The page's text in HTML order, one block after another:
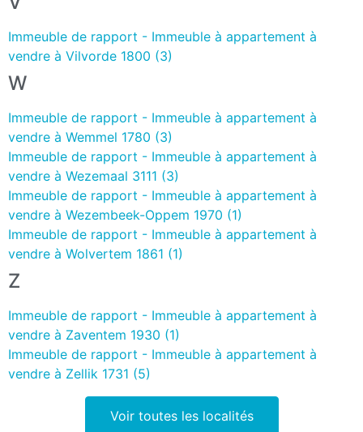
Immeuble de rapport - Immeuble à appartement à
vendre à Vilvorde 1800 (3)
W
Immeuble de rapport - Immeuble à appartement à
vendre à Wemmel 1780 (3)
Immeuble de rapport - Immeuble à appartement à
vendre à Wezemaal 3111 (3)
Immeuble de rapport - Immeuble à appartement à
vendre à Wezembeek-Oppem 1970 (1)
Immeuble de rapport - Immeuble à appartement à
vendre à Wolvertem 1861 (1)
Z
Immeuble de rapport - Immeuble à appartement à
vendre à Zaventem 1930 (1)
Immeuble de rapport - Immeuble à appartement à
vendre à Zellik 1731 (5)
Voir toutes les localités